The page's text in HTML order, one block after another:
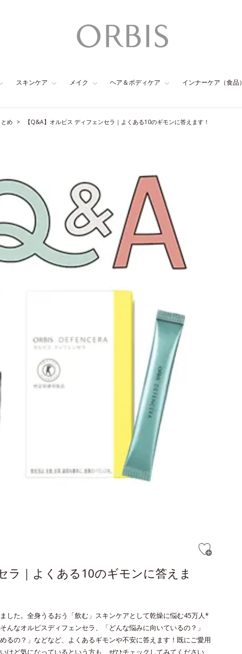
スキンケア メイク ヘア＆ボディケア インナーケア（食品）
め 【Q&A】オルビス ディフェンセラ｜よくある10のギモンに答えます！
ラ｜よくある10のギモンに答えま
した。全身うるおう「飲む」スキンケアとして乾燥に悩む45万人*
なオルビスディフェンセラ、「どんな悩みに向いているの？」
るの？」などなど、よくあるギモンや不安に答えます！既にご愛用
けど気になっているという方も、ぜひチェックしてみてください